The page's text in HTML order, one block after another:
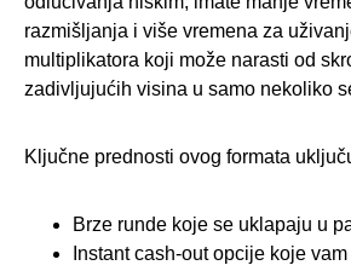
razmišljanja i više vremena za
multiplikatora koji može narasti od
zadivljujućih visina u samo nekoliko
Ključne prednosti ovog formata
Brze runde koje se uklapaju u
Instant cash‑out opcije koje